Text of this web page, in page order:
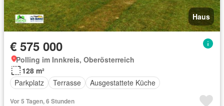
Haus
€ 575 000
Polling im Innkreis, Oberösterreich
128 m²
Parkplatz
Terrasse Ausgestattete Küche
Vor 5 Tagen, 6 Stunden